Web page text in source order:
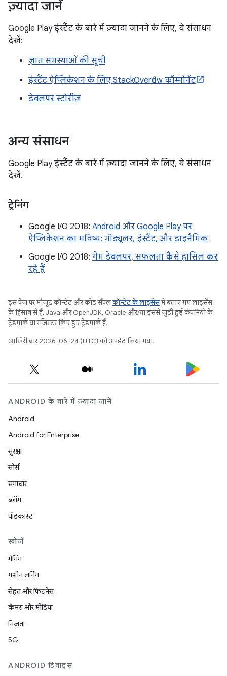
ज़्यादा जानें
Google Play इंस्टैंट के बारे में ज़्यादा जानने के लिए, ये संसाधन
देखें:
ज्ञात समस्याओं की सूची
इंस्टैंट ऐप्लिकेशन के लिए StackOverflow कॉम्पोनेंट
डेवलपर स्टोरीज़
अन्य संसाधन
Google Play इंस्टैंट के बारे में ज़्यादा जानने के लिए, ये संसाधन
देखें.
ट्रेनिंग
Google I/O 2018: Android और Google Play पर
ऐप्लिकेशन का भविष्य: मॉड्यूलर, इंस्टैंट, और डाइनैमिक
Google I/O 2018: गेम डेवलपर, सफलता कैसे हासिल कर
रहे हैं
इस पेज पर मौजूद कॉन्टेंट और कोड सैंपलकॉन्टेंट के लाइसेंसमें बताए गए लाइसेंस
के हिसाब से हैं. Java और OpenJDK, Oracle और/या इससे जुड़ी हुई कंपनियों के
ट्रेडमार्क या रजिस्टर किए हुए ट्रेडमार्क हैं.
आखिरी बार 2026-06-24 (UTC) को अपडेट किया गया.
ANDROID के बारे में ज़्यादा जानें
Android
Android for Enterprise
सुरक्षा
सोर्स
समाचार
ब्लॉग
पॉडकास्ट
खोजें
गेमिंग
मशीन लर्निंग
सेहत और फ़िटनेस
कैमरा और मीडिया
निजता
5G
ANDROID डिवाइस